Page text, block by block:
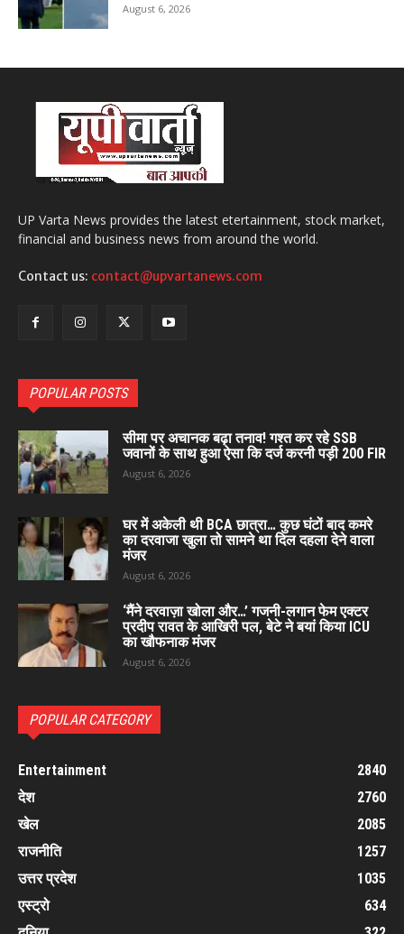
August 6, 2026
UP Varta News provides the latest etertainment, stock market,
financial and business news from around the world.
Contact us: contact@upvartanews.com
POPULAR POSTS
सीमा पर अचानक बढ़ा तनाव! गश्त कर रहे SSB
जवानों के साथ हुआ ऐसा कि दर्ज करनी पड़ी 200 FIR
August 6, 2026
घर में अकेली थी BCA छात्रा… कुछ घंटों बाद कमरे
का दरवाजा खुला तो सामने था दिल दहला देने वाला
मंजर
August 6, 2026
‘मैंने दरवाज़ा खोला और…’ गजनी-लगान फेम एक्टर
प्रदीप रावत के आखिरी पल, बेटे ने बयां किया ICU
का खौफनाक मंजर
August 6, 2026
POPULAR CATEGORY
Entertainment
2840
देश
2760
खेल
2085
राजनीति
1257
उत्तर प्रदेश
1035
एस्ट्रो
634